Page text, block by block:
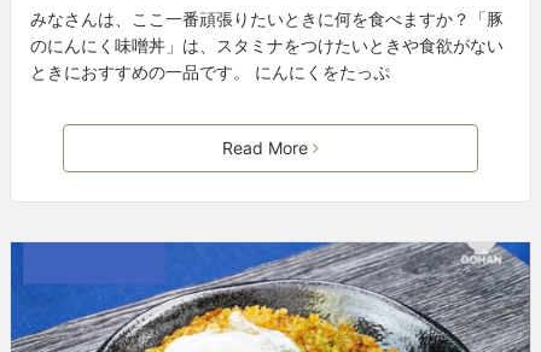
みなさんは、ここ一番頑張りたいときに何を食べますか？「豚
のにんにく味噌丼」は、スタミナをつけたいときや食欲がない
ときにおすすめの一品です。 にんにくをたっぷ
Read More